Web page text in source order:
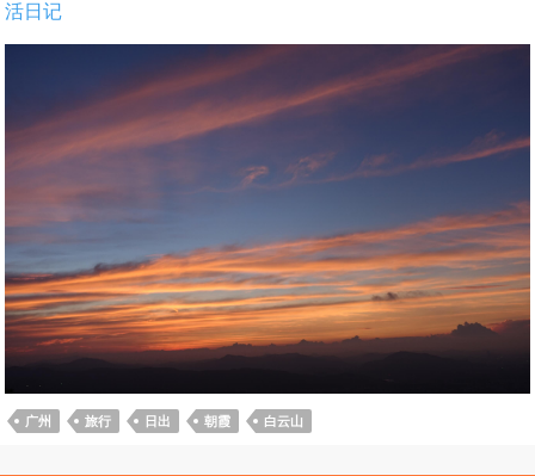
活日记
广州 旅行 日出 朝霞 白云山